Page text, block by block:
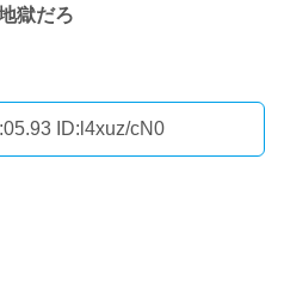
獄だろ
ID:l4xuz/cN0